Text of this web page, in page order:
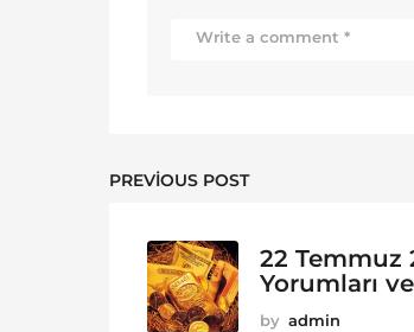
PREVIOUS POST
22 Temmuz
Yorumları
by admin